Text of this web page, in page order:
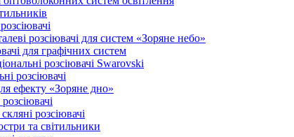
розсіювачі для систем «Зоряне небо»
для графічних систем
розсіювачі Swarovski
розсіювачі
ефекту «Зоряне дно»
розсіювачі
та світильники